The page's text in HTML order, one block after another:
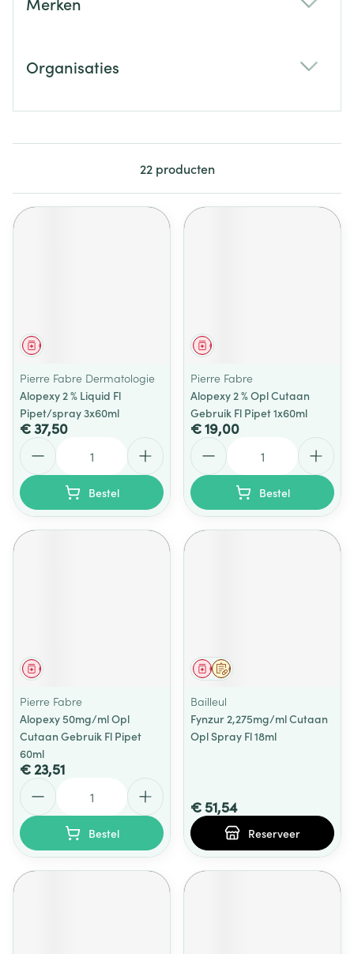
Organisaties
22producten
Geneesmiddel
Pierre Fabre Dermatologie
Alopexy 2 % Liquid Fl
Pipet/spray 3x60ml
€ 37,50
Bestel
Geneesmiddel
Pierre Fabre
Alopexy 2 % Opl Cutaan
Gebruik Fl Pipet 1x60ml
€ 19,00
Bestel
Geneesmiddel
Pierre Fabre
Alopexy 50mg/ml Opl
Cutaan Gebruik Fl Pipet
60ml
€ 23,51
Bestel
Op voorschrift
Geneesmiddel
Bailleul
Fynzur 2,275mg/ml Cutaan
Opl Spray Fl 18ml
€ 51,54
Reserveer